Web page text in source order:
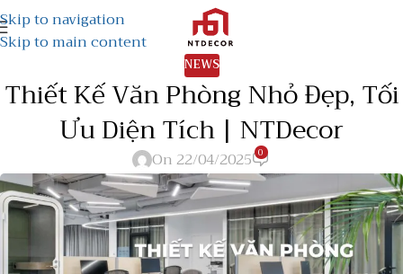
Skip to navigation
Skip to main content
NEWS
Thiết Kế Văn Phòng Nhỏ Đẹp, Tối
Ưu Diện Tích | NTDecor
On 22/04/2025 0